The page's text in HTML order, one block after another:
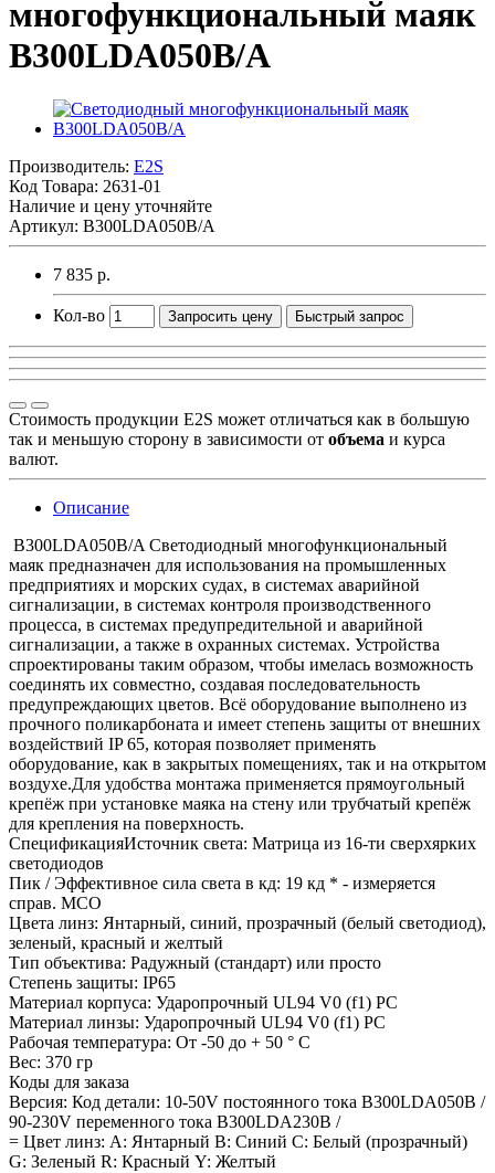
многофункциональный маяк
B300LDA050B/A
Производитель: E2S
Код Товара: 2631-01
Наличие и цену уточняйте
Артикул: B300LDA050B/A
7 835 р.
Кол-во Запросить цену Быстрый запрос
Стоимость продукции E2S может отличаться как в большую
так и меньшую сторону в зависимости от объема и курса
валют.
Описание
B300LDA050B/A Светодиодный многофункциональный
маяк предназначен для использования на промышленных
предприятиях и морских судах, в системах аварийной
сигнализации, в системах контроля производственного
процесса, в системах предупредительной и аварийной
сигнализации, а также в охранных системах. Устройства
спроектированы таким образом, чтобы имелась возможность
соединять их совместно, создавая последовательность
предупреждающих цветов. Всё оборудование выполнено из
прочного поликарбоната и имеет степень защиты от внешних
воздействий IP 65, которая позволяет применять
оборудование, как в закрытых помещениях, так и на открытом
воздухе.Для удобства монтажа применяется прямоугольный
крепёж при установке маяка на стену или трубчатый крепёж
для крепления на поверхность.
СпецификацияИсточник света: Матрица из 16-ти сверхярких
светодиодов
Пик / Эффективное сила света в кд: 19 кд * - измеряется
справ. МСО
Цвета линз: Янтарный, синий, прозрачный (белый светодиод),
зеленый, красный и желтый
Тип объектива: Радужный (стандарт) или просто
Степень защиты: IP65
Материал корпуса: Ударопрочный UL94 V0 (f1) PC
Материал линзы: Ударопрочный UL94 V0 (f1) PC
Рабочая температура: От -50 до + 50 ° C
Вес: 370 гр
Коды для заказа
Версия: Код детали: 10-50V постоянного тока B300LDA050B /
90-230V переменного тока B300LDA230B /
= Цвет линз: А: Янтарный B: Синий C: Белый (прозрачный)
G: Зеленый R: Красный Y: Желтый